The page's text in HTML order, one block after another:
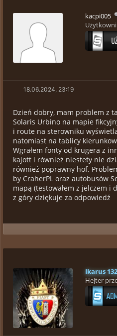
kacpi005
18.06.2024, 23:19
Dzień dobry, mam problem z
Solaris Urbino na mapie
i route na sterowniku
natomiast na tablicy
Wgrałem fonty od krugera z
kajott i również niestety nie
również poprawny hof.
by CraherPL oraz autobusów
mapą (testowałem z jelczem i
z góry dziękuje za odpowiedź
Ikarus 132
Hejter